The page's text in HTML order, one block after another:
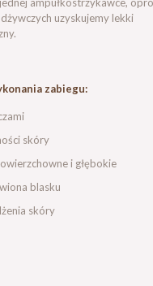
uzyskujemy lekki
zabiegu:
skóry
i głębokie
blasku
skóry